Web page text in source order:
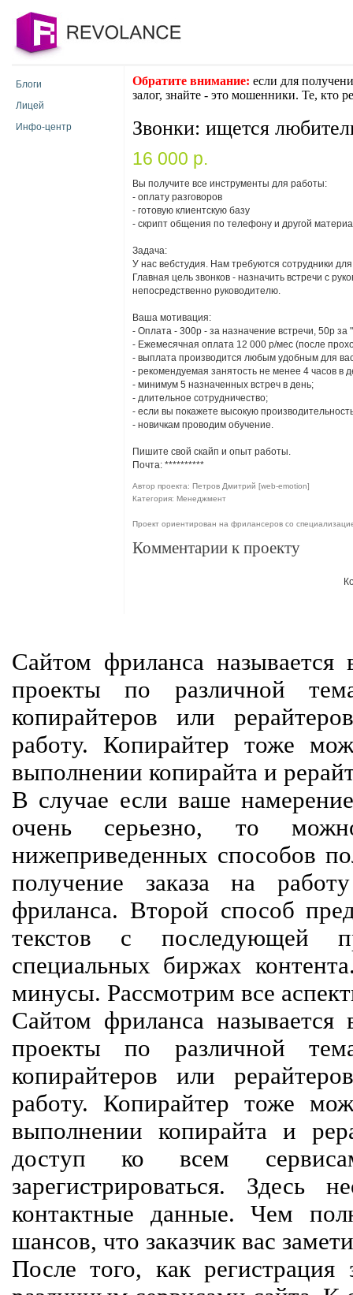
Блоги
Лицей
Инфо-центр
Обратите внимание: если для
залог, знайте - это мошенники. Те, кто
Звонки: ищется
16 000 p.
Вы получите все инструменты для работы:
- оплату разговоров
- готовую клиентскую базу
- скрипт общения по телефону и другой
Задача:
У нас вебстудия. Нам требуются сотрудники
Главная цель звонков - назначить встречи с
непосредственно руководителю.
Ваша мотивация:
- Оплата - 300р - за назначение встречи, 50р
- Ежемесячная оплата 12 000 р/мес (после
- выплата производится любым удобным для
- рекомендуемая занятость не менее 4 часов в
- минимум 5 назначенных встреч в день;
- длительное сотрудничество;
- если вы покажете высокую
- новичкам проводим обучение.
Пишите свой скайп и опыт работы.
Почта: **********
Автор проекта: Петров Дмитрий [web-emotion]
Категория: Менеджмент
Проект ориентирован на фрилансеров со
Комментарии к проекту
Сайтом фриланса называется
проекты по различной
копирайтеров или
работу. Копирайтер тоже
выполнении копирайта и
В случае если ваше
очень серьезно, то
нижеприведенных способов
получение заказа на
фриланса. Второй способ
текстов с последующей
специальных биржах
минусы. Рассмотрим все
Сайтом фриланса называется
проекты по различной
копирайтеров или
работу. Копирайтер тоже
выполнении копирайта и
доступ ко всем
зарегистрироваться. Здесь
контактные данные. Чем
шансов, что заказчик вас
После того, как регистрация